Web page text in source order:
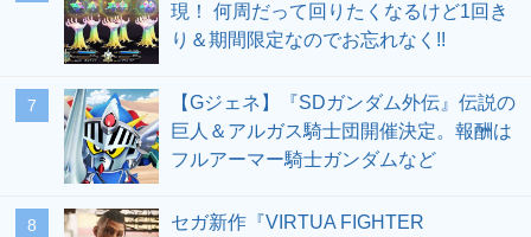
現！ 何周だって回りたくなるけど1回き
り＆期間限定なのでお忘れなく!!
7
【Gジェネ】『SDガンダム外伝』伝説の
巨人＆アルガス騎士団開催決定。報酬は
フルアーマー騎士ガンダムなど
8
セガ新作『VIRTUA FIGHTER